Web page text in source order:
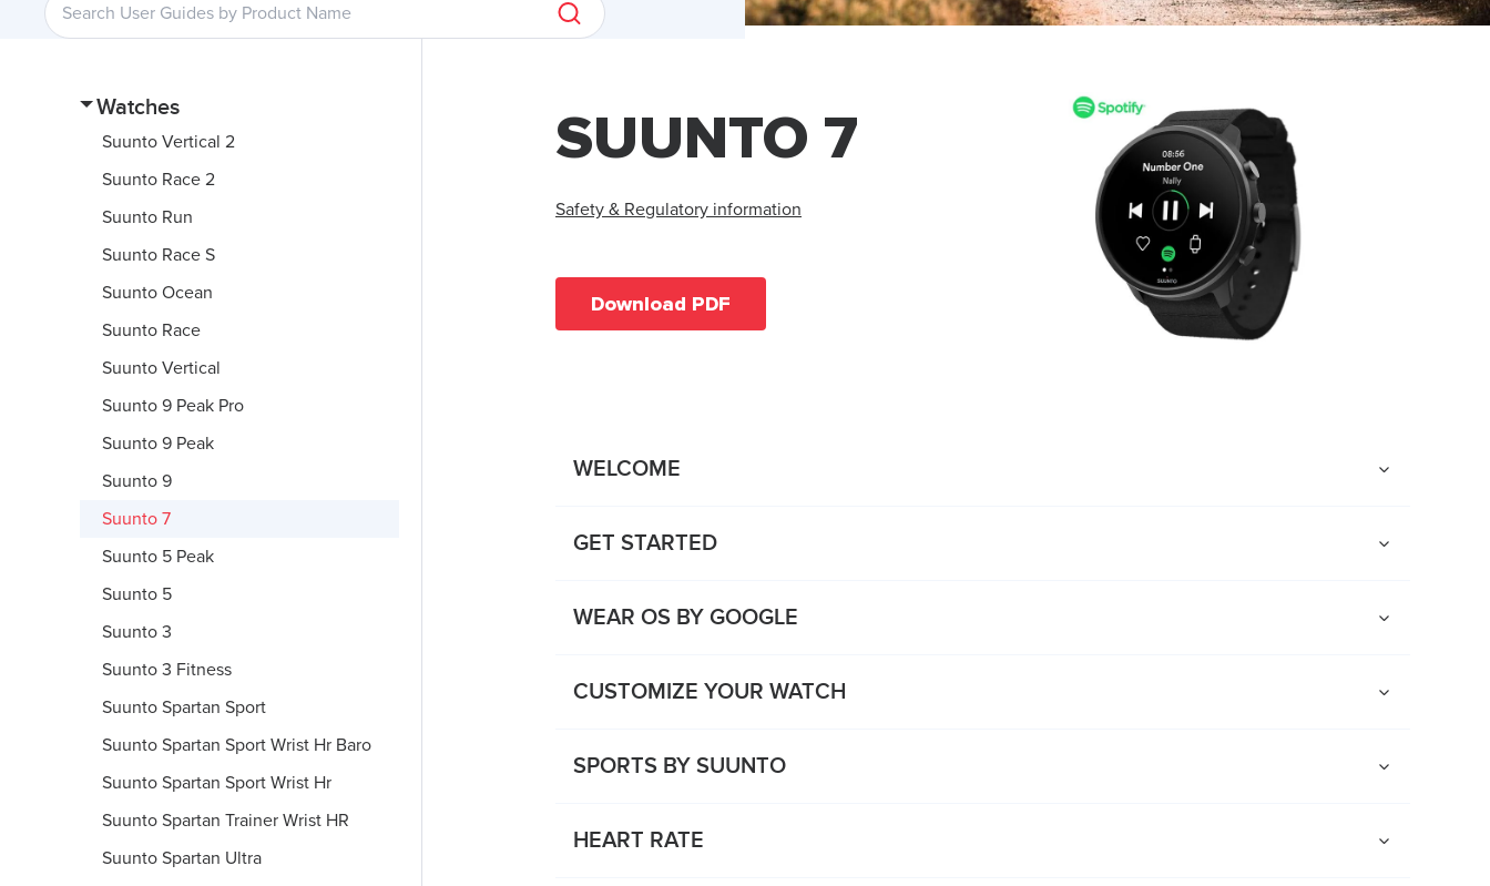
Watches
Suunto Vertical 2
Suunto Race 2
Suunto Run
Suunto Race S
Suunto Ocean
Suunto Race
Suunto Vertical
Suunto 9 Peak Pro
Suunto 9 Peak
Suunto 9
Suunto 7
Suunto 5 Peak
Suunto 5
Suunto 3
Suunto 3 Fitness
Suunto Spartan Sport
Suunto Spartan Sport Wrist Hr Baro
Suunto Spartan Sport Wrist Hr
Suunto Spartan Trainer Wrist HR
Suunto Spartan Ultra
SUUNTO 7
Safety & Regulatory information
Download PDF
WELCOME
GET STARTED
WEAR OS BY GOOGLE
CUSTOMIZE YOUR WATCH
SPORTS BY SUUNTO
HEART RATE